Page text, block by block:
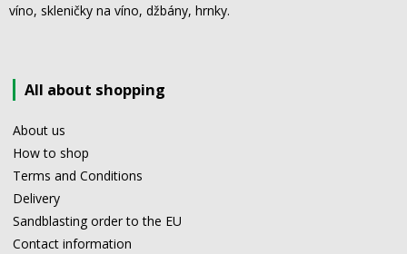
víno, skleničky na víno, džbány, hrnky.
All about shopping
About us
How to shop
Terms and Conditions
Delivery
Sandblasting order to the EU
Contact information